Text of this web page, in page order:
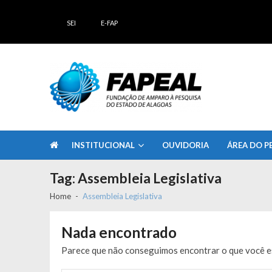
SEI E-FAP
INSTITUCIONAL OUVIDORIA ÁREA DO
Tag:Assembleia Legislativa
Home Assembleia Legislativa
Nada encontrado
Parece que não conseguimos encontrar o que você